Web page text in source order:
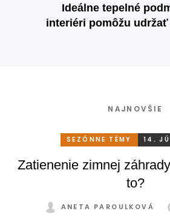
Ideálne tepelné
interiéri pomôžu udržať
NAJNOVŠIE
SEZÓNNE TÉMY 14.
Zatienenie zimnej
to?
ANETA PAROULKOVÁ